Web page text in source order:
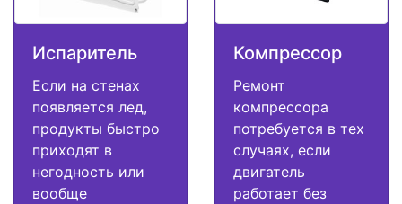
Испаритель
Если на стенах
появляется лед,
продукты быстро
приходят в
негодность или
вообще
Компрессор
Ремонт
компрессора
потребуется в тех
случаях, если
двигатель
работает без